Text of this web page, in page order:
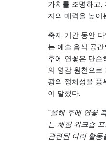
가치를 조명하고,
지의 매력을 높이
축제 기간 동안
는 예술·음식 공
후에 연꽃은 단순
의 영감 원천으로
광의 정체성을 풍
이 말했다.
“올해 후에 연꽃
는 체험 워크숍
관련된 여러 활동